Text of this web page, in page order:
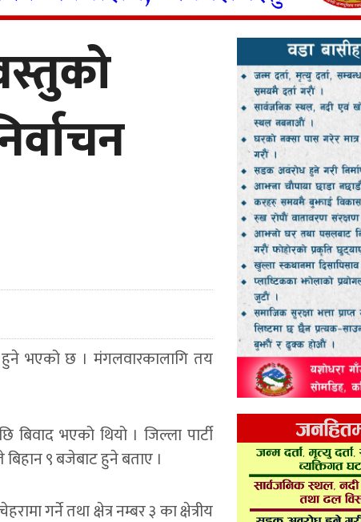
हुने भएको छ । मंगलवारकालागि तय
भएको थियो । जिल्ला पार्टी
बिहान ९ बजेबाट हुने बताए ।
गर्ने तथा क्षेत्र नम्बर ३ का क्षेत्रीय